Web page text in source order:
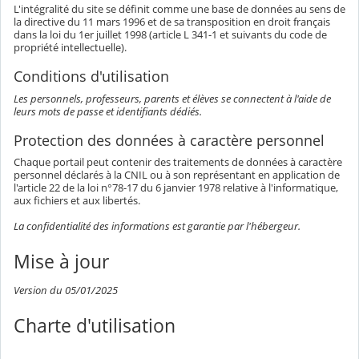
L'intégralité du site se définit comme une base de données au sens de
la directive du 11 mars 1996 et de sa transposition en droit français
dans la loi du 1er juillet 1998 (article L 341-1 et suivants du code de
propriété intellectuelle).
Conditions d'utilisation
Les personnels, professeurs, parents et élèves se connectent à l'aide de
leurs mots de passe et identifiants dédiés.
Protection des données à caractère personnel
Chaque portail peut contenir des traitements de données à caractère
personnel déclarés à la CNIL ou à son représentant en application de
l'article 22 de la loi n°78-17 du 6 janvier 1978 relative à l'informatique,
aux fichiers et aux libertés.
La confidentialité des informations est garantie par l'hébergeur.
Mise à jour
Version du 05/01/2025
Charte d'utilisation